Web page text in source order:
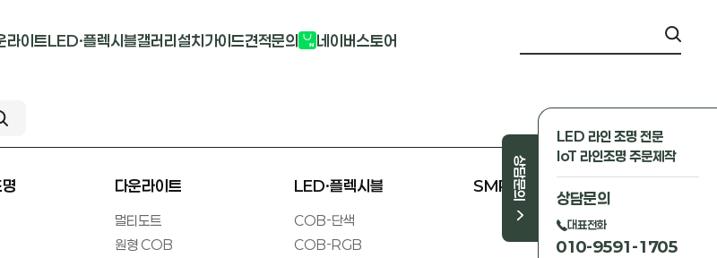
라이트
COB
COB
LED·플렉시블
바리솔PCB
갤러리설치가이드견적문의 네이버스토어
상담문의
LED 라인 조명 전문
IoT 라인조명 주문제작
상담문의
대표전화
010-9591-1705
다운라이트
멀티도트
원형 COB
LED·플렉시블
COB-단색
COB-RGB
SMPS 외